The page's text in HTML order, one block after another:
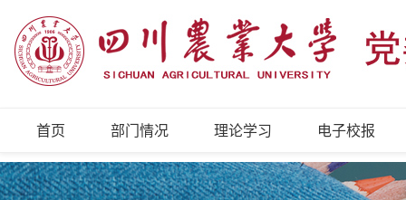
首页 部门情况 理论学习 电子校报